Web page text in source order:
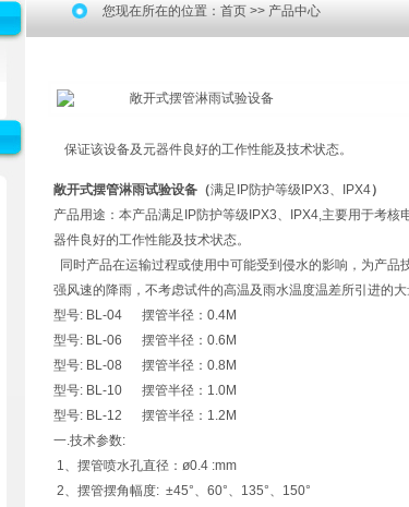
您现在所在的位置： 首页 >> 产品中心
保证该设备及元器件良好的工作性能及技术状态。
敞开式摆管淋雨试验设备（满足IP防护等级IPX3、IPX4）
产品用途：本产品满足IP防护等级IPX3、IPX4,主要用于考
器件良好的工作性能及技术状态。
同时产品在运输过程或使用中可能受到侵水的影响，为产
强风速的降雨，不考虑试件的高温及雨水温度温差所引进的大
型号: BL-04 摆管半径：0.4M
型号: BL-06 摆管半径：0.6M
型号: BL-08 摆管半径：0.8M
型号: BL-10 摆管半径：1.0M
型号: BL-12 摆管半径：1.2M
一.技术参数:
1、摆管喷水孔直径：ø0.4 :mm
2、摆管摆角幅度: ±45°、60°、135°、150°